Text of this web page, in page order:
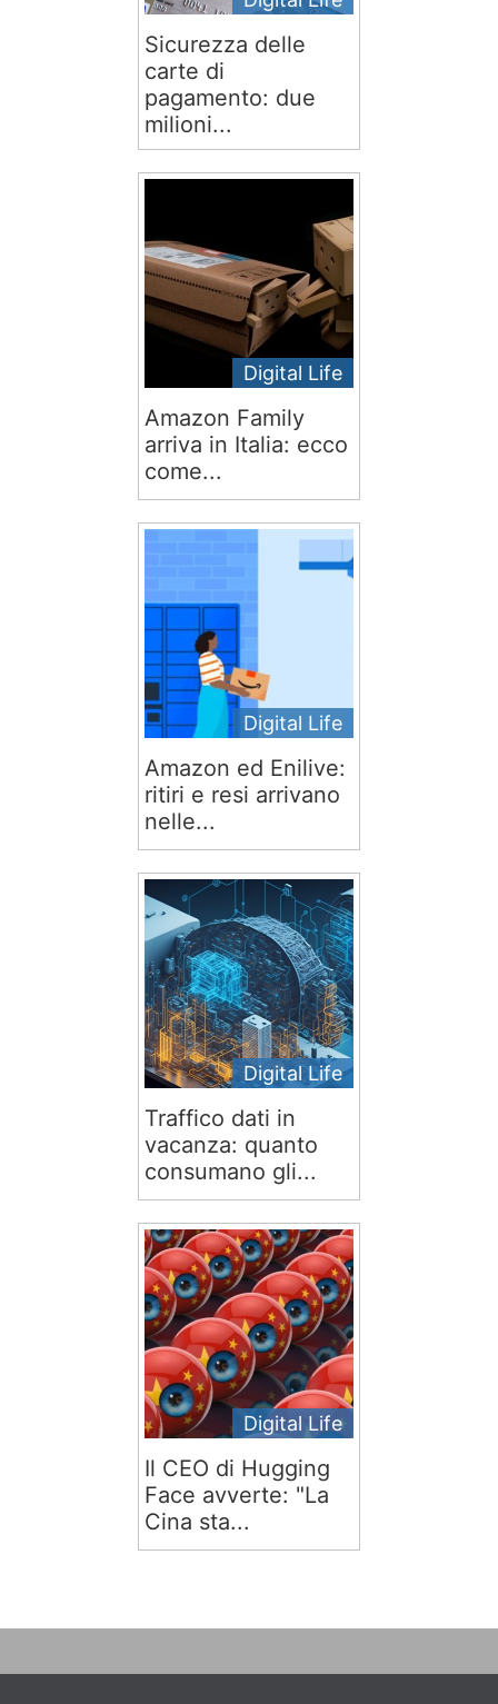
Sicurezza delle
carte di
pagamento: due
milioni...
Digital Life
Amazon Family
arriva in Italia: ecco
come...
Digital Life
Amazon ed Enilive:
ritiri e resi arrivano
nelle...
Digital Life
Traffico dati in
vacanza: quanto
consumano gli...
Digital Life
Il CEO di Hugging
Face avverte: "La
Cina sta...